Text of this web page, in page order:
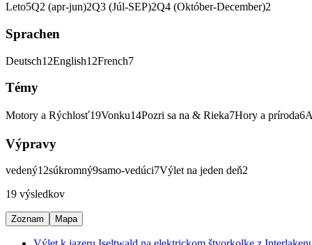
Leto5Q2 (apr-jun)2Q3 (Júl-SEP)2Q4 (Október-December)2
Sprachen
Deutsch12English12French7
Témy
Motory a Rýchlosť19Vonku14Pozri sa na & Rieka7Hory a príroda6
Výpravy
vedený12súkromný9samo-vedúci7Výlet na jeden deň2
19 výsledkov
Zoznam Mapa